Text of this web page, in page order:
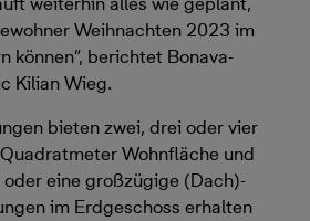
Weihnachten 2023 im
können”, berichtet Bonava-
Kilian Wieg.
bieten zwei, drei oder vier
Wohnfläche und
eine großzügige (Dach)-
im Erdgeschoss erhalten